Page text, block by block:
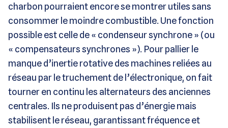
charbon pourraient encore se montrer utiles sans
consommer le moindre combustible. Une fonction
possible est celle de « condenseur synchrone » (ou
« compensateurs synchrones »). Pour pallier le
manque d’inertie rotative des machines reliées au
réseau par le truchement de l’électronique, on fait
tourner en continu les alternateurs des anciennes
centrales. Ils ne produisent pas d’énergie mais
stabilisent le réseau, garantissant fréquence et